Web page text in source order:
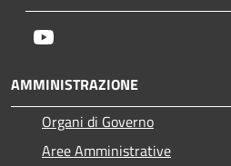
AMMINISTRAZIONE
Organi di Governo
Aree Amministrative